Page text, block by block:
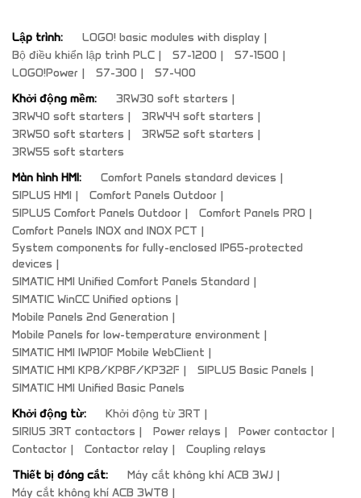
Lập trình:
LOGO! basic modules with display
Bộ điều khiển lập trình PLC
S7-1200
S7-1500
LOGO!Power
S7-300
S7-400
Khởi động mềm:
3RW30 soft starters
3RW40 soft starters
3RW44 soft starters
3RW50 soft starters
3RW52 soft starters
3RW55 soft starters
Màn hình HMI:
Comfort Panels standard devices
SIPLUS HMI
Comfort Panels Outdoor
SIPLUS Comfort Panels Outdoor
Comfort Panels PRO
Comfort Panels INOX and INOX PCT
System components for fully-enclosed IP65-protected
devices
SIMATIC HMI Unified Comfort Panels Standard
SIMATIC WinCC Unified options
Mobile Panels 2nd Generation
Mobile Panels for low-temperature environment
SIMATIC HMI IWP10F Mobile WebClient
SIMATIC HMI KP8/KP8F/KP32F
SIPLUS Basic Panels
SIMATIC HMI Unified Basic Panels
Khởi động từ:
Khởi động từ 3RT
SIRIUS 3RT contactors
Power relays
Power contactor
Contactor
Contactor relay
Coupling relays
Thiết bị đóng cắt:
Máy cắt không khí ACB 3WJ
Máy cắt không khí ACB 3WT8